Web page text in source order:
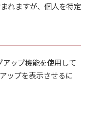
れますが、個人を特定
ップ機能を使用して
ップを表示させるに